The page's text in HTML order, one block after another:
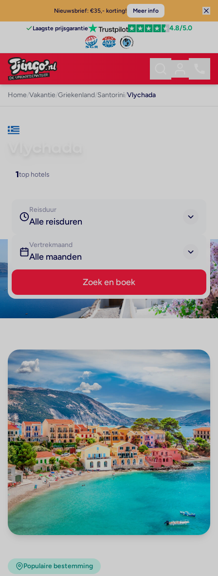
Nieuwsbrief: €35,- korting! Meer info
Laagste prijsgarantie 4.8/5.0
Home/Vakantie/Griekenland/Santorini/Vlychada
1 top hotels
Reisduur
Alle reisduren
Vertrekmaand
Alle maanden
Zoek en boek
Populaire bestemming